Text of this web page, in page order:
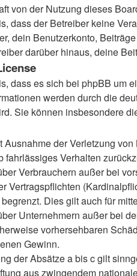
von der Nutzung dieses
dass der Betreiber keine
dein Benutzerkonto,
darüber hinaus, deine
dass es sich bei phpBB um
werden durch die
Sie können insbesondere
Ausnahme der Verletzung
fahrlässiges Verhalten
Verbrauchern außer bei
Vertragspflichten
Dies gilt auch für
Unternehmern außer bei
vorhersehbaren
Gewinn.
der Absätze a bis c gilt
aus zwingendem